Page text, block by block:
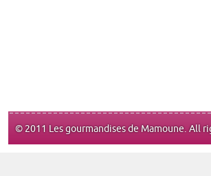
© 2011 Les gourmandises de Mamoune. All